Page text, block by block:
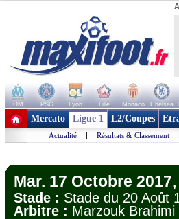
OM PSG Lyon Lille Monaco Chelsea
+ de clubs
Mercato Ligue 1 L2/Coupes
Actualité | Résultats & Classement
Mar. 17 Octobre
Stade : Stade du 20
Arbitre : Marzouk Brahimi